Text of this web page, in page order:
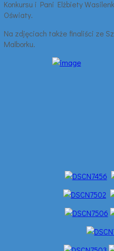
Konkursu i Pani Elżbiety
Oświaty.
Na zdjęciach także finaliści ze
Malborku.